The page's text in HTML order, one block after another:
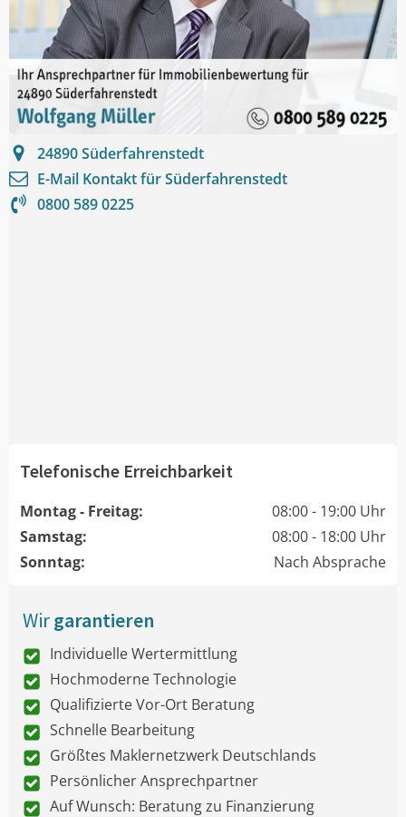
24890Süderfahrenstedt
E-Mail Kontakt fürSüderfahrenstedt
0800 589 0225
Telefonische Erreichbarkeit
Montag - Freitag:
08:00 - 19:00 Uhr
Samstag:
08:00 - 18:00 Uhr
Sonntag:
Nach Absprache
Wirgarantieren
Individuelle Wertermittlung
Hochmoderne Technologie
Qualifizierte Vor-Ort Beratung
Schnelle Bearbeitung
Größtes Maklernetzwerk Deutschlands
Persönlicher Ansprechpartner
Auf Wunsch: Beratung zu Finanzierung